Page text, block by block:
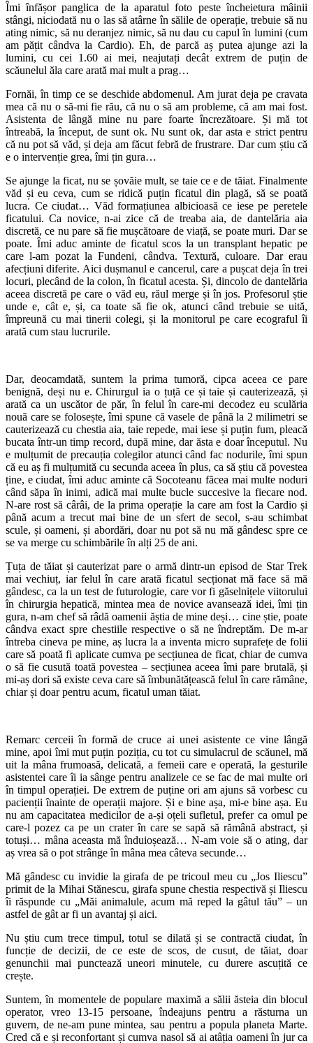
Îmi înfășor panglica de la aparatul foto peste încheietura mâinii
stângi, niciodată nu o las să atârne în sălile de operație, trebuie să nu
ating nimic, să nu deranjez nimic, să nu dau cu capul în lumini (cum
am pățit cândva la Cardio). Eh, de parcă aș putea ajunge azi la
lumini, cu cei 1.60 ai mei, neajutați decât extrem de puțin de
scăunelul ăla care arată mai mult a prag…
Fornăi, în timp ce se deschide abdomenul. Am jurat deja pe cravata
mea că nu o să-mi fie rău, că nu o să am probleme, că am mai fost.
Asistenta de lângă mine nu pare foarte încrezătoare. Și mă tot
întreabă, la început, de sunt ok. Nu sunt ok, dar asta e strict pentru
că nu pot să văd, și deja am făcut febră de frustrare. Dar cum știu că
e o intervenție grea, îmi țin gura…
Se ajunge la ficat, nu se șovăie mult, se taie ce e de tăiat. Finalmente
văd și eu ceva, cum se ridică puțin ficatul din plagă, să se poată
lucra. Ce ciudat… Văd formațiunea albicioasă ce iese pe peretele
ficatului. Ca novice, n-ai zice că de treaba aia, de dantelăria aia
discretă, ce nu pare să fie mușcătoare de viață, se poate muri. Dar se
poate. Îmi aduc aminte de ficatul scos la un transplant hepatic pe
care l-am pozat la Fundeni, cândva. Textură, culoare. Dar erau
afecțiuni diferite. Aici dușmanul e cancerul, care a pușcat deja în trei
locuri, plecând de la colon, în ficatul acesta. Și, dincolo de dantelăria
aceea discretă pe care o văd eu, răul merge și în jos. Profesorul știe
unde e, cât e, și, ca toate să fie ok, atunci când trebuie se uită,
împreună cu mai tinerii colegi, și la monitorul pe care ecograful îi
arată cum stau lucrurile.
Dar, deocamdată, suntem la prima tumoră, cipca aceea ce pare
benignă, deși nu e. Chirurgul ia o țuță ce și taie și cauterizează, și
arată ca un uscător de păr, în felul în care-mi decodez eu sculăria
nouă care se folosește, îmi spune că vasele de până la 2 milimetri se
cauterizează cu chestia aia, taie repede, mai iese și puțin fum, pleacă
bucata într-un timp record, după mine, dar ăsta e doar începutul. Nu
e mulțumit de precauția colegilor atunci când fac nodurile, îmi spun
că eu aș fi mulțumită cu secunda aceea în plus, ca să știu că povestea
ține, e ciudat, îmi aduc aminte că Socoteanu făcea mai multe noduri
când săpa în inimi, adică mai multe bucle succesive la fiecare nod.
N-are rost să cârâi, de la prima operație la care am fost la Cardio și
până acum a trecut mai bine de un sfert de secol, s-au schimbat
scule, și oameni, și abordări, doar nu pot să nu mă gândesc spre ce
se va merge cu schimbările în alți 25 de ani.
Țuța de tăiat și cauterizat pare o armă dintr-un episod de Star Trek
mai vechiuț, iar felul în care arată ficatul secționat mă face să mă
gândesc, ca la un test de futurologie, care vor fi găselnițele viitorului
în chirurgia hepatică, mintea mea de novice avansează idei, îmi țin
gura, n-am chef să râdă oamenii ăștia de mine deși… cine știe, poate
cândva exact spre chestiile respective o să ne îndreptăm. De m-ar
întreba cineva pe mine, aș lucra la a inventa micro suprafețe de folii
care să poată fi aplicate cumva pe secțiunea de ficat, chiar de cumva
o să fie cusută toată povestea – secțiunea aceea îmi pare brutală, și
mi-aș dori să existe ceva care să îmbunătățească felul în care rămâne,
chiar și doar pentru acum, ficatul uman tăiat.
Remarc cerceii în formă de cruce ai unei asistente ce vine lângă
mine, apoi îmi mut puțin poziția, cu tot cu simulacrul de scăunel, mă
uit la mâna frumoasă, delicată, a femeii care e operată, la gesturile
asistentei care îi ia sânge pentru analizele ce se fac de mai multe ori
în timpul operației. De extrem de puține ori am ajuns să vorbesc cu
pacienții înainte de operații majore. Și e bine așa, mi-e bine așa. Eu
nu am capacitatea medicilor de a-și oțeli sufletul, prefer ca omul pe
care-l pozez ca pe un crater în care se sapă să rămână abstract, și
totuși… mâna aceasta mă înduioșează… N-am voie să o ating, dar
aș vrea să o pot strânge în mâna mea câteva secunde…
Mă gândesc cu invidie la girafa de pe tricoul meu cu „Jos Iliescu”
primit de la Mihai Stănescu, girafa spune chestia respectivă și Iliescu
îi răspunde cu „Măi animalule, acum mă reped la gâtul tău” – un
astfel de gât ar fi un avantaj și aici.
Nu știu cum trece timpul, totul se dilată și se contractă ciudat, în
funcție de decizii, de ce este de scos, de cusut, de tăiat, doar
genunchii mai punctează uneori minutele, cu durere ascuțită ce
crește.
Suntem, în momentele de populare maximă a sălii ăsteia din blocul
operator, vreo 13-15 persoane, îndeajuns pentru a răsturna un
guvern, de ne-am pune mintea, sau pentru a popula planeta Marte.
Cred că e și reconfortant și cumva nasol să ai atâția oameni în jur ca